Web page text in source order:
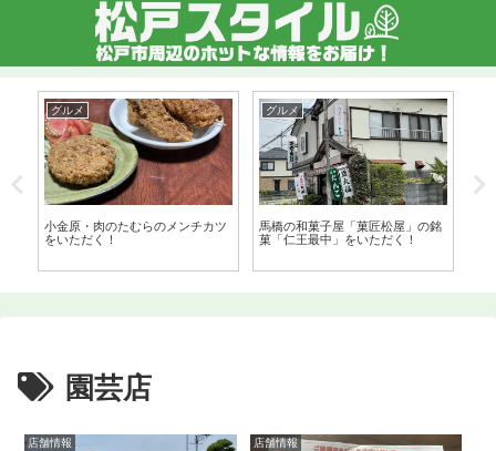
グルメ
小金原・肉のたむらのメンチカツ
をいただく！
グルメ
馬橋の和菓子屋「菓匠松屋」の銘
菓「仁王最中」をいただく！
園芸店
店舗情報 店舗情報